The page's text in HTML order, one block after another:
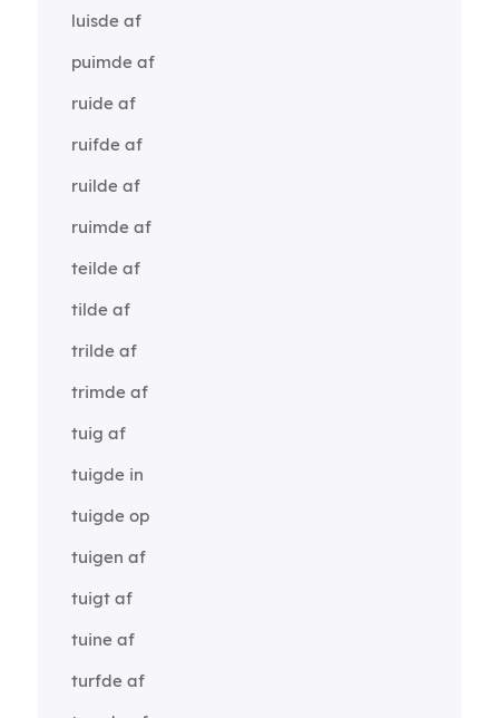
luisde af
puimde af
ruide af
ruifde af
ruilde af
ruimde af
teilde af
tilde af
trilde af
trimde af
tuig af
tuigde in
tuigde op
tuigen af
tuigt af
tuine af
turfde af